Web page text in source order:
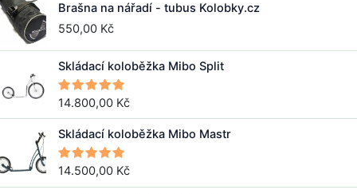
Brašna na nářadí - tubus Kolobky.cz
550,00 Kč
Skládací koloběžka Mibo Split
Hodnocení
z 5
14.800,00 Kč
Skládací koloběžka Mibo Mastr
Hodnocení
z 5
14.500,00 Kč